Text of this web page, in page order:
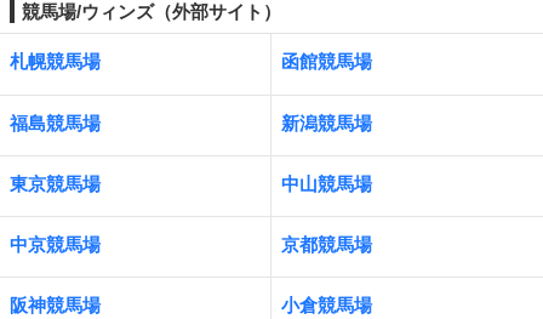
競馬場/ウィンズ（外部サイト）
札幌競馬場 函館競馬場
福島競馬場 新潟競馬場
東京競馬場 中山競馬場
中京競馬場 京都競馬場
阪神競馬場 小倉競馬場